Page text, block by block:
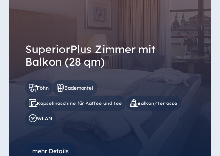
SuperiorPlus Zimmer mit
Balkon (28 qm)
Föhn Bademantel
Kapselmaschine für Kaffee und Tee Balkon/Terrasse
WLAN
mehr Details